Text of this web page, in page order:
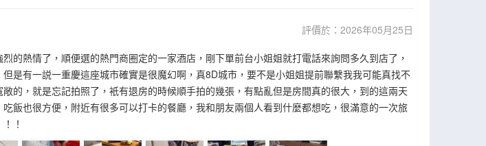
評價於：2026年05月25日
的熱情了，順便選的熱門商圈定的一家酒店，剛下單前台小姐姐就打電話來詢問多久到店了，
是有一説一重慶這座城市確實是很魔幻啊，真8D城市，要不是小姐姐提前聯繫我我可能真找不
的，就是忘記拍照了，衹有退房的時候順手拍的幾張，有點亂但是房間真的很大，到的這兩天
飯也很方便，附近有很多可以打卡的餐廳，我和朋友兩個人看到什麼都想吃，很滿意的一次旅
！